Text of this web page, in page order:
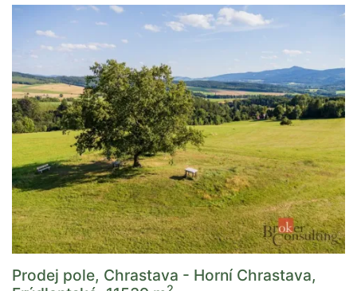
Prodej pole, Chrastava - Horní Chrastava,